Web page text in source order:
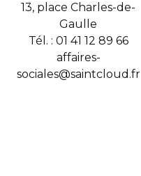
13, place Charles-de-
Gaulle
Tél. : 01 41 12 89 66
affaires-
sociales@saintcloud.fr